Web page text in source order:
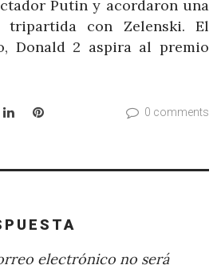
Putin y acordaron una
tripartida con Zelenski. El
Donald 2 aspira al premio
LinkedInPinterest 0 comments
electrónico no será